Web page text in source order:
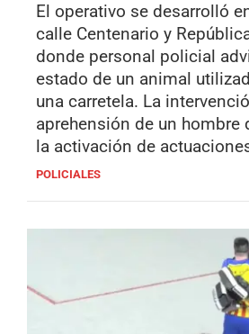
El operativo se desarrolló
calle Centenario y
donde personal policial
estado de un animal
una carretela. La
aprehensión de un hombre
la activación de
POLICIALES